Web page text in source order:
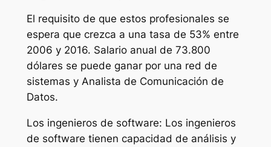
El requisito de que estos profesionales se
espera que crezca a una tasa de 53% entre
2006 y 2016. Salario anual de 73.800
dólares se puede ganar por una red de
sistemas y Analista de Comunicación de
Datos.
Los ingenieros de software: Los ingenieros
de software tienen capacidad de análisis y